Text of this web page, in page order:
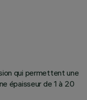
qui permettent une
épaisseur de 1 à 20